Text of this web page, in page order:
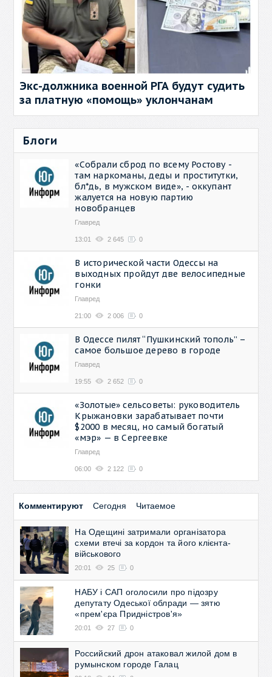
Экс-должника военной РГА будут судить
за платную «помощь» уклончанам
Блоги
«Собрали сброд по всему Ростову -
там наркоманы, деды и проститутки,
бл*дь, в мужском виде», - оккупант
жалуется на новую партию
новобранцев
Главред
13:01 2 645 0
В исторической части Одессы на
выходных пройдут две велосипедные
гонки
Главред
21:00 2 006 0
В Одессе пилят “Пушкинский тополь” –
самое большое дерево в городе
Главред
19:55 2 652 0
«Золотые» сельсоветы: руководитель
Крыжановки зарабатывает почти
$2000 в месяц, но самый богатый
«мэр» — в Сергеевке
Главред
06:00 2 122 0
Комментируют Сегодня Читаемое
На Одещині затримали організатора
схеми втечі за кордон та його клієнта-
військового
20:01 25 0
НАБУ і САП оголосили про підозру
депутату Одеської облради — зятю
«прем'єра Придністров'я»
20:01 27 0
Российский дрон атаковал жилой дом в
румынском городе Галац